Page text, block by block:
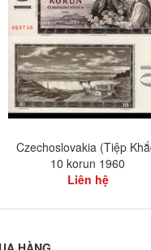
Czechoslovakia (Tiệp
10 korun 1960
Liên hệ